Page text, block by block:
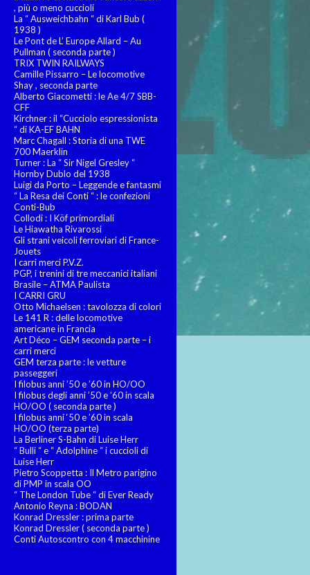
, più o meno cuccioli
La “ Ausweichbahn “ di Karl Bub (
1938 )
Le Pont de L’ Europe Allard – Au
Pullman ( seconda parte )
TRIX TWIN RAILWAYS
Camille Pissarro – Le locomotive
Shay , seconda parte
Alberto Giacometti : le Ae 4/7 SBB-
CFF
Kirchner : il “Cucciolo espressionista
“ di KA-EF BAHN
Marc Chagall : Storia di una TWE
700 Maerklin
Turner : La “ Sir Nigel Gresley “
Hornby Dublo del 1938
Luigi da Porto – Leggende e fantasmi
“ La Resa dei Conti “ : le confezioni
Conti-Bub
Collodi : I Köf primordiali
Le Hiawatha Rivarossi
Gli strani veicoli ferroviari di France-
Jouets
I carri merci P.V.Z.
PGP, i trenini di tre meccanici italiani
Brasile – ATMA Paulista
I CARRI GRU
Otto Michaelsen : tavolozza di colori
Le 141 R : delle locomotive
americane in Francia
Art Déco – GEM seconda parte – i
carri merci
GEM terza parte : le vetture
passeggeri
I filobus anni ’50 e ’60 in HO/OO
I filobus degli anni ’50 e ’60 in scala
HO/OO ( seconda parte )
I filobus anni ‘50 e ’60 in scala
HO/OO (terza parte)
La Berliner S-Bahn di Luise Herr
“ Bulli “ e “ Adolphine “ i cuccioli di
Luise Herr
Pietro Scoppetta : Il Metro parigino
di PMP in scala OO
“ The London Tube “ di Ever Ready
Antonio Reyna : BODAN
Konrad Dressler : prima parte
Konrad Dressler ( seconda parte )
Conti Autoscontro con 4 macchinine